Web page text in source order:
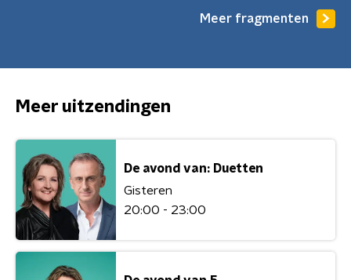
Meer fragmenten
Meer uitzendingen
De avond van: Duetten
Gisteren
20:00 - 23:00